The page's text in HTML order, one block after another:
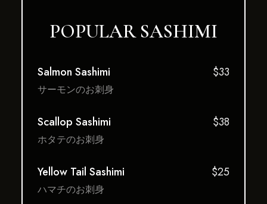
POPULAR SASHIMI
Salmon Sashimi $33
サーモンのお刺身
Scallop Sashimi $38
ホタテのお刺身
Yellow Tail Sashimi $25
ハマチのお刺身